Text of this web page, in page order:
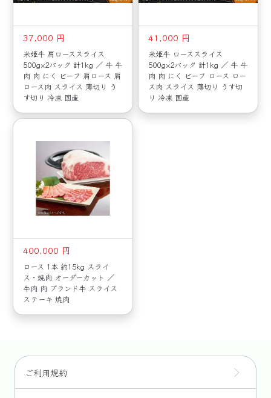
37,000 円
米姫牛 肩ローススライス
500g×2パック 計1kg ／ 牛 牛
肉 肉 にく ビーフ 肩ロース 肩
ロース肉 スライス 薄切り う
す切り 冷凍 国産
41,000 円
米姫牛 ローススライス
500g×2パック 計1kg ／ 牛 牛
肉 肉 にく ビーフ ロース ロー
ス肉 スライス 薄切り うす切
り 冷凍 国産
400,000 円
ロース 1本 約15kg スライ
ス・焼肉 オーダーカット ／
牛肉 肉 ブランド牛 スライス
ステーキ 焼肉
ご利用規約